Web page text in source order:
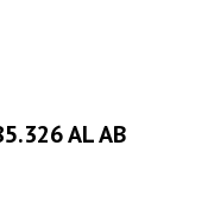
AL AB